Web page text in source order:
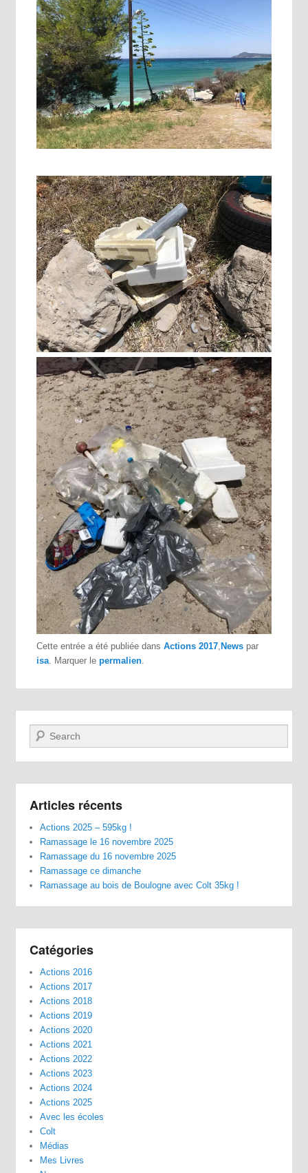
Cette entrée a été publiée dansActions 2017 News par
isa . Marquer lepermalien
Recherche
Articles récents
Actions 2025 – 595kg !
Ramassage le 16 novembre 2025
Ramassage du 16 novembre 2025
Ramassage ce dimanche
Ramassage au bois de Boulogne avec Colt 35kg !
Catégories
Actions 2016
Actions 2017
Actions 2018
Actions 2019
Actions 2020
Actions 2021
Actions 2022
Actions 2023
Actions 2024
Actions 2025
Avec les écoles
Colt
Médias
Mes Livres